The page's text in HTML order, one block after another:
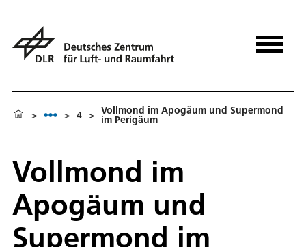
> > 4 > Vollmond im Apogäum und Supermond
im Perigäum
Vollmond im
Apogäum und
Supermond im